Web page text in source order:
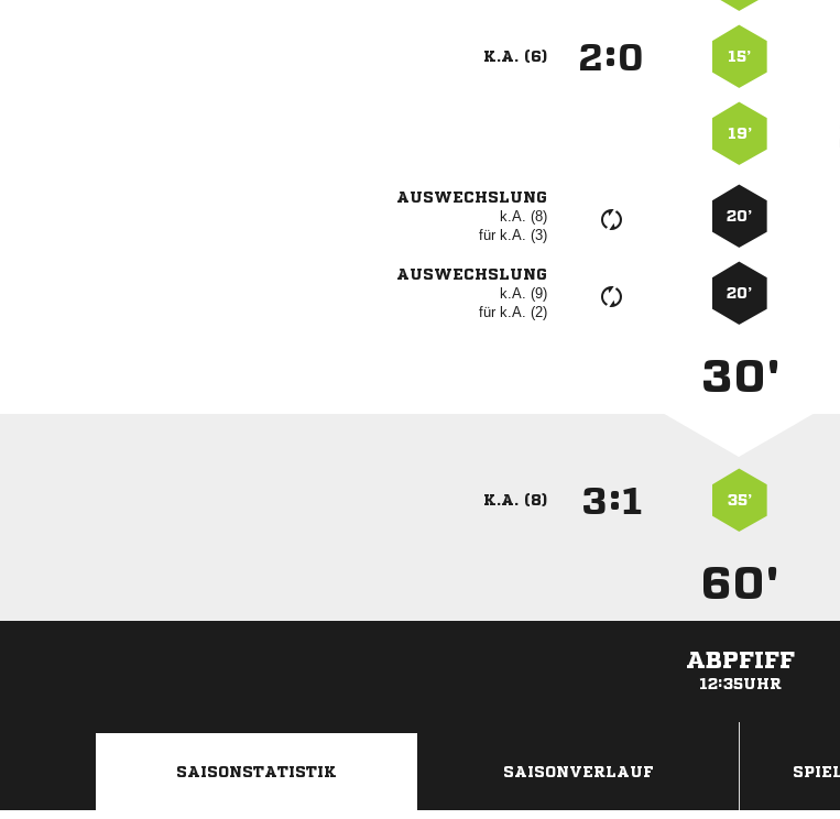
K.A. (6) : 15’
19’
AUSWECHSLUNG
k.A. (8)
für k.A. (3)
20’
AUSWECHSLUNG
k.A. (9)
für k.A. (2)
20’
30'
K.A. (8) : 35’
60'
ABPFIFF
12:35UHR
SAISONSTATISTIK SAISONVERLAUF